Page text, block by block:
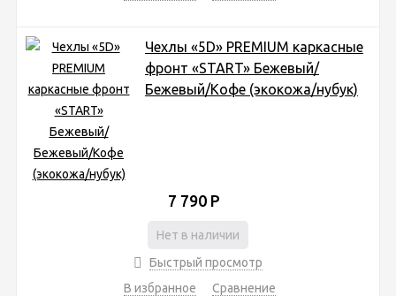
Чехлы «5D» PREMIUM каркасные
фронт «START» Бежевый/
Бежевый/Кофе (экокожа/нубук)
7 790 Р
Нет в наличии
Быстрый просмотр
В избранное
Сравнение